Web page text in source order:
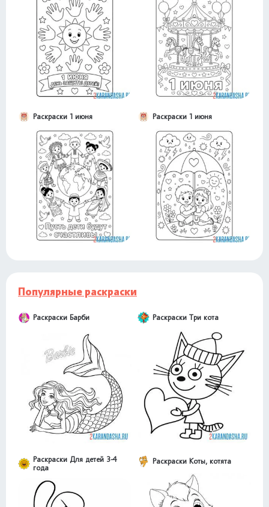
Раскраски 1 июня Раскраски 1 июня
Популярные раскраски
Раскраски Барби Раскраски Три кота
Раскраски Для детей 3-4
года
Раскраски Коты, котята